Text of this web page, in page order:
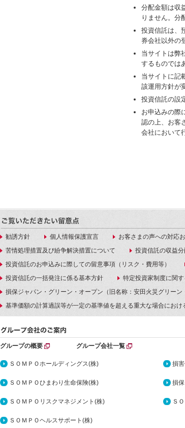
分配金額は収
りません。分
投資信託は、
券会社以外の
当サイトは弊
するものでは
当サイトに記
該運用方針が
投資信託の設
お申込みの際
認の上、お客
会社において
勧誘方針 個人情報保護宣言
お客さまの声への対応
苦情処理措置及び紛争解決措置について
投資信託の収益
投資信託のお申込みに際しての留意事項（リスク・費用等）
投資信託の一括発注に係る基本方針
特定投資家制度に関
損保ジャパン・グリーン・オープン（旧名称：安田火災グリー
基準価額の計算過誤等が一定の基準値を超える重大な場合におけ
グループの概要 グループ会社一覧
ＳＯＭＰＯホールディングス(株) 損
ＳＯＭＰＯひまわり生命保険(株) 損
ＳＯＭＰＯリスクマネジメント(株) Ｓ
ＳＯＭＰＯヘルスサポート(株)